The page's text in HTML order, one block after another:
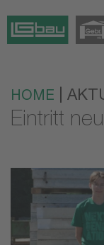
HOME |
Eintritt